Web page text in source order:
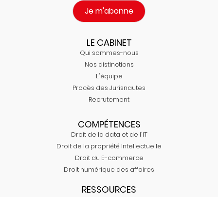
Je m'abonne
LE CABINET
Qui sommes-nous
Nos distinctions
L'équipe
Procès des Jurisnautes
Recrutement
COMPÉTENCES
Droit de la data et de l'IT
Droit de la propriété Intellectuelle
Droit du E-commerce
Droit numérique des affaires
RESSOURCES